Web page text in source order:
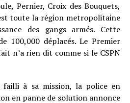
Pernier, Croix des Bouquets,
toute la région metropolitaine
des gangs armés. Cette
100,000 déplacés. Le Premier
n’a rien dit comme si le CSPN
failli à sa mission, la police en
en panne de solution annonce